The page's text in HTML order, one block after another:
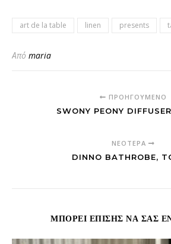
art de la table linen presents
Από maria
ΠΡΟΗΓΟΎΜΕΝΟ
SWONY PEONY
ΝΕΌΤΕΡΑ
DINNO BATHROBE,
ΜΠΟΡΕΊ ΕΠΊΣΗΣ ΝΑ ΣΑΣ